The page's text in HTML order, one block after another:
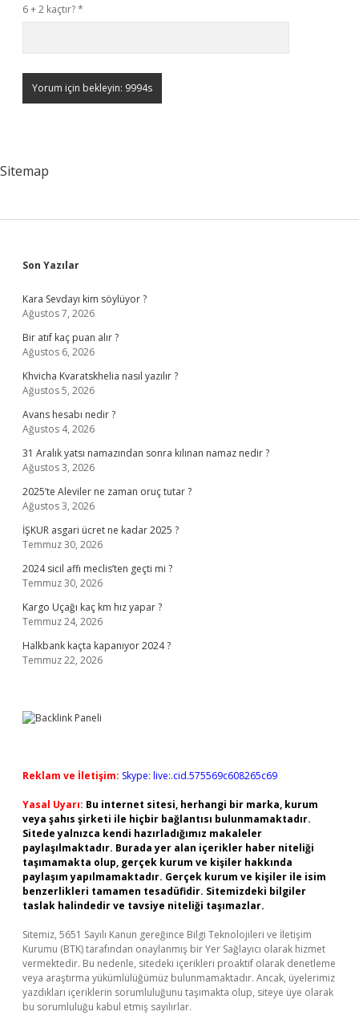
6 + 2 kaçtır?*
Sitemap
Sidebar
Son Yazılar
Kara Sevdayı kim söylüyor ?
Ağustos 7, 2026
Bir atıf kaç puan alır ?
Ağustos 6, 2026
Khvicha Kvaratskhelia nasıl yazılır ?
Ağustos 5, 2026
Avans hesabı nedir ?
Ağustos 4, 2026
31 Aralık yatsı namazından sonra kılınan namaz nedir ?
Ağustos 3, 2026
2025’te Aleviler ne zaman oruç tutar ?
Ağustos 3, 2026
İŞKUR asgari ücret ne kadar 2025 ?
Temmuz 30, 2026
2024 sicil affı meclis’ten geçti mi ?
Temmuz 30, 2026
Kargo Uçağı kaç km hız yapar ?
Temmuz 24, 2026
Halkbank kaçta kapanıyor 2024 ?
Temmuz 22, 2026
Reklam ve İletişim: Skype: live:.cid.575569c608265c69
Yasal Uyarı: Bu internet sitesi, herhangi bir marka, kurum
veya şahıs şirketi ile hiçbir bağlantısı bulunmamaktadır.
Sitede yalnızca kendi hazırladığımız makaleler
paylaşılmaktadır. Burada yer alan içerikler haber niteliği
taşımamakta olup, gerçek kurum ve kişiler hakkında
paylaşım yapılmamaktadır. Gerçek kurum ve kişiler ile isim
benzerlikleri tamamen tesadüfidir. Sitemizdeki bilgiler
taslak halindedir ve tavsiye niteliği taşımazlar.
Sitemiz, 5651 Sayılı Kanun gereğince Bilgi Teknolojileri ve İletişim
Kurumu (BTK) tarafından onaylanmış bir Yer Sağlayıcı olarak hizmet
vermektedir. Bu nedenle, sitedeki içerikleri proaktif olarak denetleme
veya araştırma yükümlülüğümüz bulunmamaktadır. Ancak, üyelerimiz
yazdıkları içeriklerin sorumluluğunu taşımakta olup, siteye üye olarak
bu sorumluluğu kabul etmiş sayılırlar.